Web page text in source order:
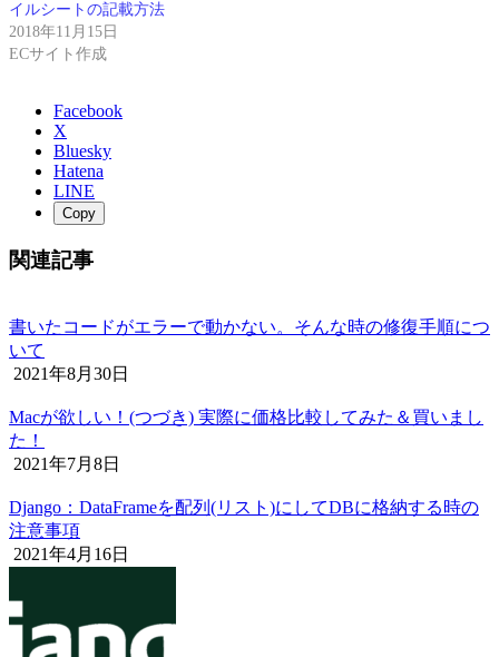
イルシートの記載方法
2018年11月15日
ECサイト作成
Facebook
X
Bluesky
Hatena
LINE
Copy
関連記事
書いたコードがエラーで動かない。そんな時の修復手順につ
いて
2021年8月30日
Macが欲しい！(つづき) 実際に価格比較してみた＆買いまし
た！
2021年7月8日
Django：DataFrameを配列(リスト)にしてDBに格納する時の
注意事項
2021年4月16日